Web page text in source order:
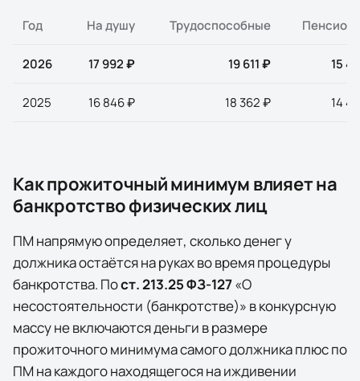
Год На душу Трудоспособные
2026 17 992 ₽ 19 611 ₽ 15
2025 16 846 ₽ 18 362 ₽ 14
Как прожиточный минимум влияет на
банкротство физических лиц
ПМ напрямую определяет, сколько денег у
должника остаётся на руках во время процедуры
банкротства. Пост. 213.25 ФЗ-127«О
несостоятельности (банкротстве)» в конкурсную
массуне включаютсяденьги в размере
прожиточного минимума самого должника плюс по
ПМ на каждого находящегося на иждивении